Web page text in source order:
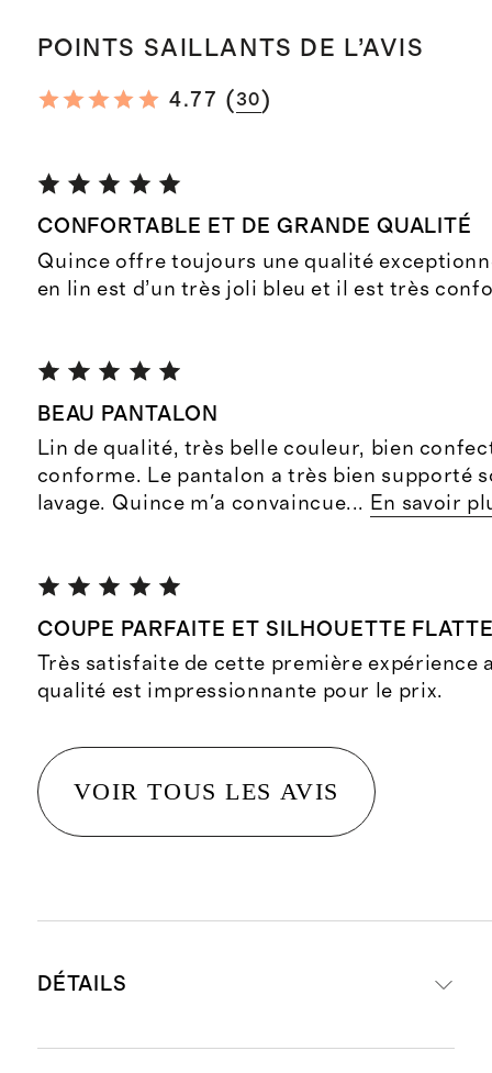
POINTS SAILLANTS DE L’AVIS
4.77 (30)
CONFORTABLE ET DE GRANDE QUALITÉ
Quince offre toujours une qualité
en lin est d’un très joli bleu et il est très
BEAU PANTALON
Lin de qualité, très belle couleur, bien
conforme. Le pantalon a très bien supporté
lavage. Quince m'a convaincue... En savoir
COUPE PARFAITE ET SILHOUETTE
Très satisfaite de cette première expérience
qualité est impressionnante pour le prix.
VOIR TOUS LES AVIS
DÉTAILS